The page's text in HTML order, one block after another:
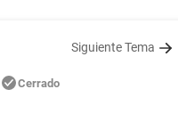
Siguiente Tema
Cerrado